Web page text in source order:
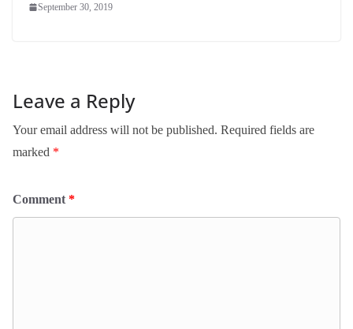
September 30, 2019
Leave a Reply
Your email address will not be published. Required fields are
marked *
Comment *